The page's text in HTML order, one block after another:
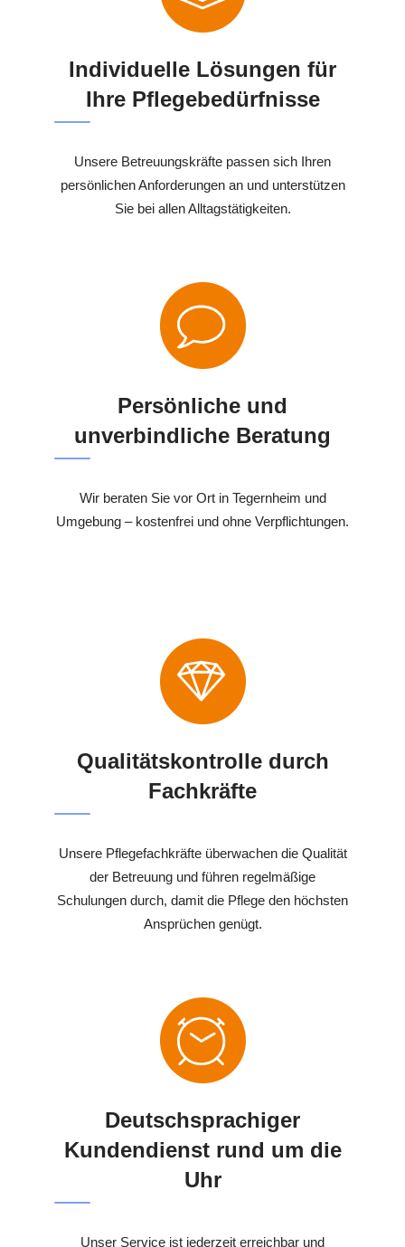
Individuelle Lösungen für
Ihre Pflegebedürfnisse
Unsere Betreuungskräfte passen sich Ihren
persönlichen Anforderungen an und unterstützen
Sie bei allen Alltagstätigkeiten.
Persönliche und
unverbindliche Beratung
Wir beraten Sie vor Ort in Tegernheim und
Umgebung – kostenfrei und ohne Verpflichtungen.
Qualitätskontrolle durch
Fachkräfte
Unsere Pflegefachkräfte überwachen die Qualität
der Betreuung und führen regelmäßige
Schulungen durch, damit die Pflege den höchsten
Ansprüchen genügt.
Deutschsprachiger
Kundendienst rund um die
Uhr
Unser Service ist jederzeit erreichbar und